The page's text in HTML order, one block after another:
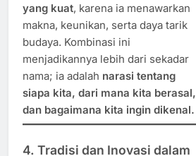
yang kuat, karena ia menawarkan
makna, keunikan, serta daya tarik
budaya. Kombinasi ini
menjadikannya lebih dari sekadar
nama; ia adalah narasi tentang
siapa kita, dari mana kita berasal,
dan bagaimana kita ingin dikenal.
4. Tradisi dan Inovasi dalam